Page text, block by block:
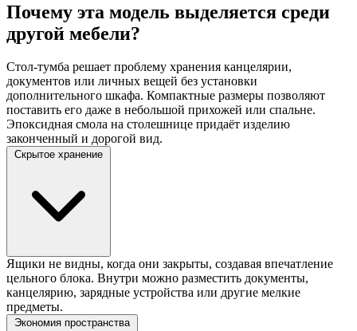
Почему эта модель выделяется среди
другой мебели?
Стол-тумба решает проблему хранения канцелярии,
документов или личных вещей без установки
дополнительного шкафа. Компактные размеры позволяют
поставить его даже в небольшой прихожей или спальне.
Эпоксидная смола на столешнице придаёт изделию
законченный и дорогой вид.
Скрытое хранение
Ящики не видны, когда они закрыты, создавая впечатление
цельного блока. Внутри можно разместить документы,
канцелярию, зарядные устройства или другие мелкие
предметы.
Экономия пространства